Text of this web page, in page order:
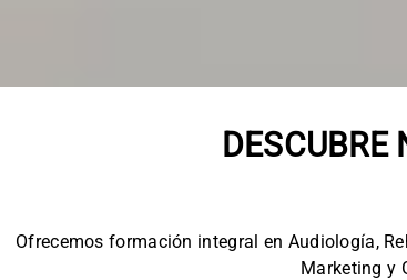
Ofrecemos formación integral en Audiología,
Marketing y